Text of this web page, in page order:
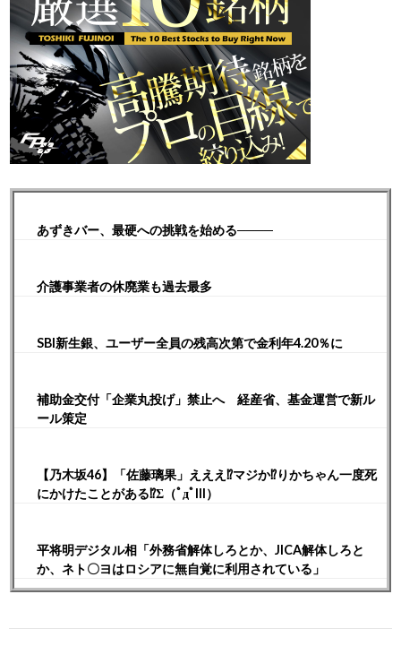
あずきバー、最硬への挑戦を始める────
介護事業者の休廃業も過去最多
SBI新生銀、ユーザー全員の残高次第で金利年4.20％に
補助金交付「企業丸投げ」禁止へ 経産省、基金運営で新ル
ール策定
【乃木坂46】「佐藤璃果」えええ⁉︎マジか⁉︎りかちゃん一度死
にかけたことがある⁉︎Σ（ﾟдﾟlll）
平将明デジタル相「外務省解体しろとか、JICA解体しろと
か、ネト〇ヨはロシアに無自覚に利用されている」